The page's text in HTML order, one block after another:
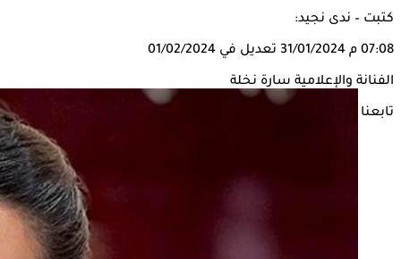
كتبت – ندى نجيد:
07:08 م 31/01/2024 تعديل في 01/02/2024
الفنانة والإعلامية سارة نخلة
تابعنا على